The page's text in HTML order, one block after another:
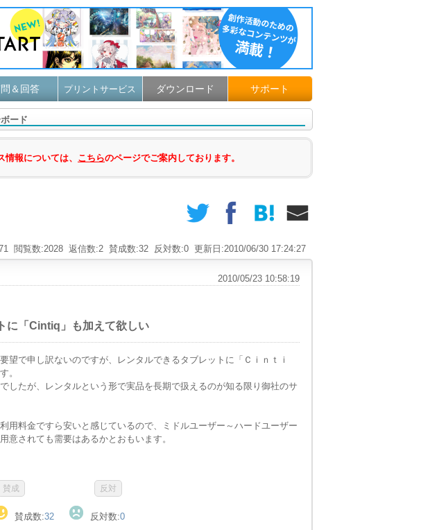
＆回答 プリントサービス ダウンロード サポート
ード
報については、 こちらのページでご案内しております。
更新日:2010/06/30 17:24:27
反対数:0
賛成数:32
返信数:2
閲覧数:2028
2010/05/23 10:58:19
に「Cintiq」も加えて欲しい
望で申し訳ないのですが、レンタルできるタブレットに「Ｃｉｎｔｉ
。
したが、レンタルという形で実品を長期で扱えるのが知る限り御社のサ
用料金ですら安いと感じているので、ミドルユーザー～ハードユーザー
意されても需要はあるかとおもいます。
賛成数:32 反対数:0